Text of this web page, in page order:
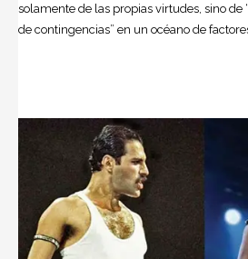
solamente de las propias virtudes, sino de
de contingencias” en un océano de